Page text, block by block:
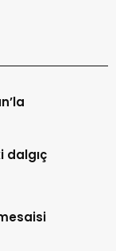
dalgıç